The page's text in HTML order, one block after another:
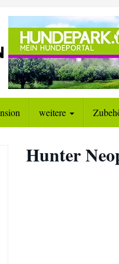
weitere
Hunter